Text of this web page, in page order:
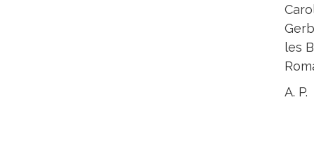
les
A. P.